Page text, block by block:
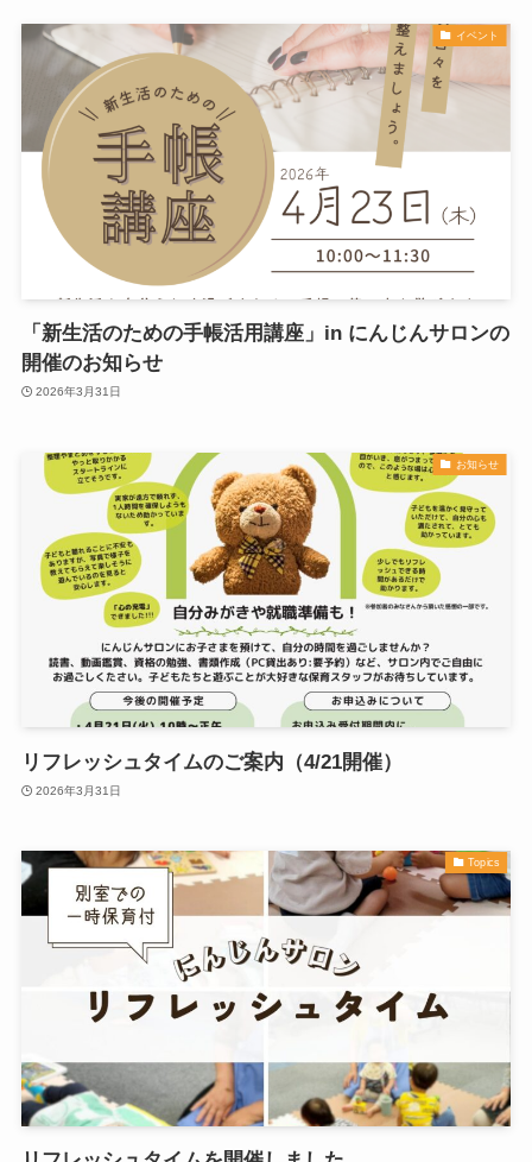
イベント
「新生活のための手帳活用講座」in にんじんサロンの
開催のお知らせ
2026年3月31日
お知らせ
リフレッシュタイムのご案内（4/21開催）
2026年3月31日
Topics